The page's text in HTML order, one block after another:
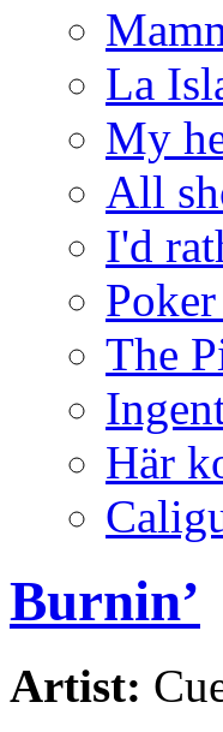
La
My
All
I'd
The
Här
Burnin’
Artist: